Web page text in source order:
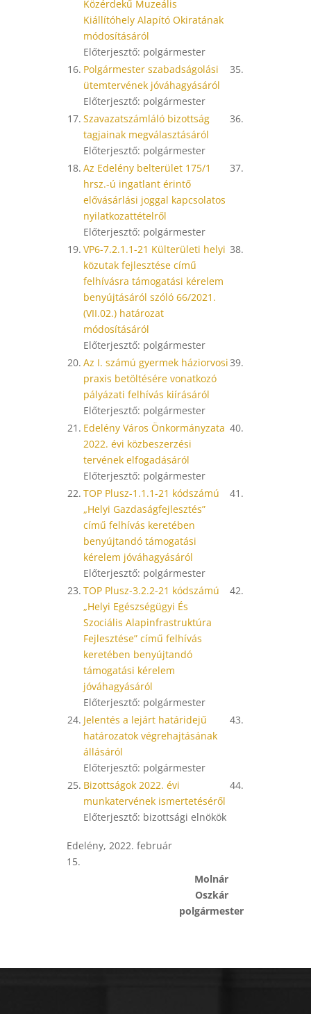
Közérdekű Muzeális
Kiállítóhely Alapító Okiratának
módosításáról
Előterjesztő: polgármester
16. Polgármester szabadságolási
ütemtervének jóváhagyásáról
Előterjesztő: polgármester
35.
17. Szavazatszámláló bizottság
tagjainak megválasztásáról
Előterjesztő: polgármester
36.
18. Az Edelény belterület 175/1
hrsz.-ú ingatlant érintő
elővásárlási joggal kapcsolatos
nyilatkozattételről
Előterjesztő: polgármester
37.
19. VP6-7.2.1.1-21 Külterületi helyi
közutak fejlesztése című
felhívásra támogatási kérelem
benyújtásáról szóló 66/2021.
(VII.02.) határozat
módosításáról
Előterjesztő: polgármester
38.
20. Az I. számú gyermek háziorvosi
praxis betöltésére vonatkozó
pályázati felhívás kiírásáról
Előterjesztő: polgármester
39.
21. Edelény Város Önkormányzata
2022. évi közbeszerzési
tervének elfogadásáról
Előterjesztő: polgármester
40.
22. TOP Plusz-1.1.1-21 kódszámú
„Helyi Gazdaságfejlesztés”
című felhívás keretében
benyújtandó támogatási
kérelem jóváhagyásáról
Előterjesztő: polgármester
41.
23. TOP Plusz-3.2.2-21 kódszámú
„Helyi Egészségügyi És
Szociális Alapinfrastruktúra
Fejlesztése” című felhívás
keretében benyújtandó
támogatási kérelem
jóváhagyásáról
Előterjesztő: polgármester
42.
24. Jelentés a lejárt határidejű
határozatok végrehajtásának
állásáról
Előterjesztő: polgármester
43.
25. Bizottságok 2022. évi
munkatervének ismertetéséről
Előterjesztő: bizottsági elnökök
44.
Edelény, 2022. február
15.
Molnár
Oszkár
polgármester